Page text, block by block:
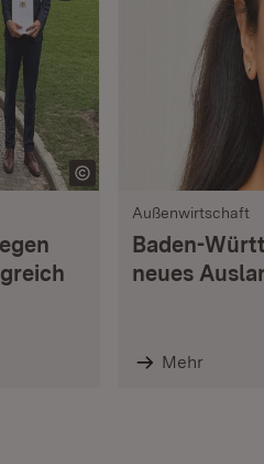
Außenwirtschaft
Baden-
neues
Mehr
9 12